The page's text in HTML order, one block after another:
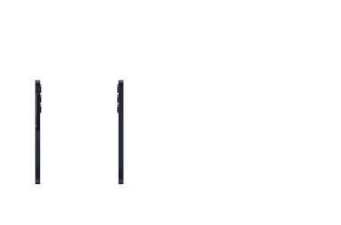
of small thumbnails. Selecting a thumbnail will change